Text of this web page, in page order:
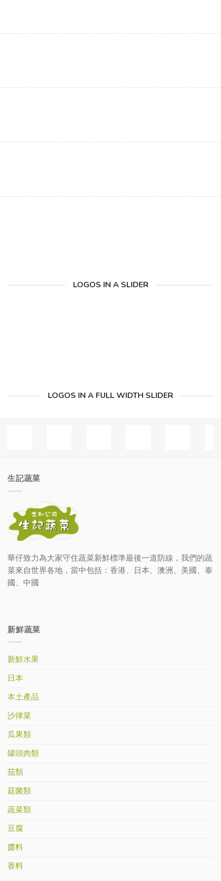
LOGOS IN A SLIDER
LOGOS IN A FULL WIDTH SLIDER
生記蔬菜
華仔致力為大家守住蔬菜新鮮標準最後一道防線，我們的蔬
菜來自世界各地，當中包括：香港、日本、澳洲、美國、泰
國、中國
新鮮蔬菜
新鮮水果
日本
本土產品
沙律菜
瓜果類
罐頭肉類
茄類
菇菌類
蔬菜類
豆腐
醬料
香料